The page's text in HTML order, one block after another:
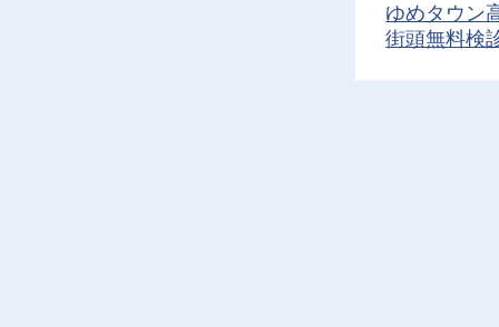
ゆめタウン
街頭無料検